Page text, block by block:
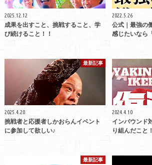
2025.12.12
成果を出すこと、挑戦すること、学
び続けること！！
2022.5.26
公式｜最強の
感じたいなら
最新記事
2025.4.20
挑戦者と応援者しかおらんイベント
に参加して欲しい♪
2024.4.10
インバウンド
り組んだこと
最新記事